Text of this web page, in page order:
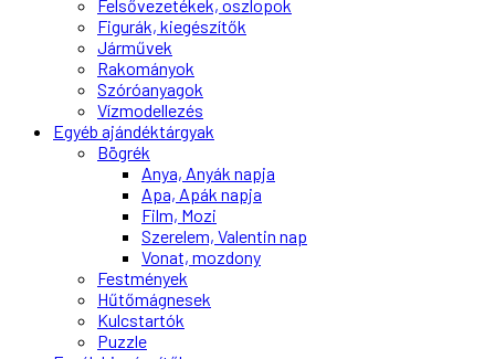
Felsővezetékek, oszlopok
Figurák, kiegészítők
Járművek
Rakományok
Szóróanyagok
Vízmodellezés
Egyéb ajándéktárgyak
Bögrék
Anya, Anyák napja
Apa, Apák napja
Film, Mozi
Szerelem, Valentin nap
Vonat, mozdony
Festmények
Hűtőmágnesek
Kulcstartók
Puzzle